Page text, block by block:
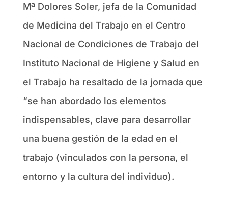
Mª Dolores Soler, jefa de la Comunidad
de Medicina del Trabajo en el Centro
Nacional de Condiciones de Trabajo del
Instituto Nacional de Higiene y Salud en
el Trabajo ha resaltado de la jornada que
“se han abordado los elementos
indispensables, clave para desarrollar
una buena gestión de la edad en el
trabajo (vinculados con la persona, el
entorno y la cultura del individuo).